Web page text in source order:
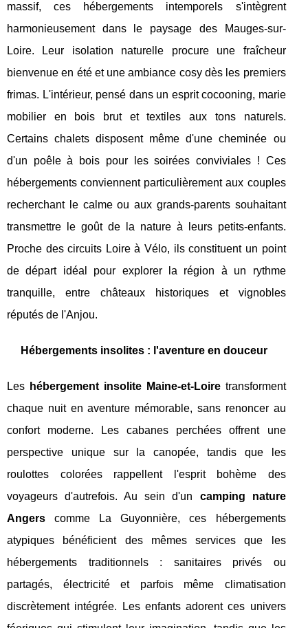
massif, ces hébergements intemporels s'intègrent
harmonieusement dans le paysage des Mauges-sur-
Loire. Leur isolation naturelle procure une fraîcheur
bienvenue en été et une ambiance cosy dès les premiers
frimas. L'intérieur, pensé dans un esprit cocooning, marie
mobilier en bois brut et textiles aux tons naturels.
Certains chalets disposent même d'une cheminée ou
d'un poêle à bois pour les soirées conviviales ! Ces
hébergements conviennent particulièrement aux couples
recherchant le calme ou aux grands-parents souhaitant
transmettre le goût de la nature à leurs petits-enfants.
Proche des circuits Loire à Vélo, ils constituent un point
de départ idéal pour explorer la région à un rythme
tranquille, entre châteaux historiques et vignobles
réputés de l'Anjou.
Hébergements insolites : l'aventure en douceur
Les hébergement insolite Maine-et-Loiretransforment
chaque nuit en aventure mémorable, sans renoncer au
confort moderne. Les cabanes perchées offrent une
perspective unique sur la canopée, tandis que les
roulottes colorées rappellent l'esprit bohème des
voyageurs d'autrefois. Au sein d'un camping nature
Angers comme La Guyonnière, ces hébergements
atypiques bénéficient des mêmes services que les
hébergements traditionnels : sanitaires privés ou
partagés, électricité et parfois même climatisation
discrètement intégrée. Les enfants adorent ces univers